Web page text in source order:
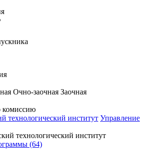
Очно-заочная Заочная
комиссию
институт Управление
(64)